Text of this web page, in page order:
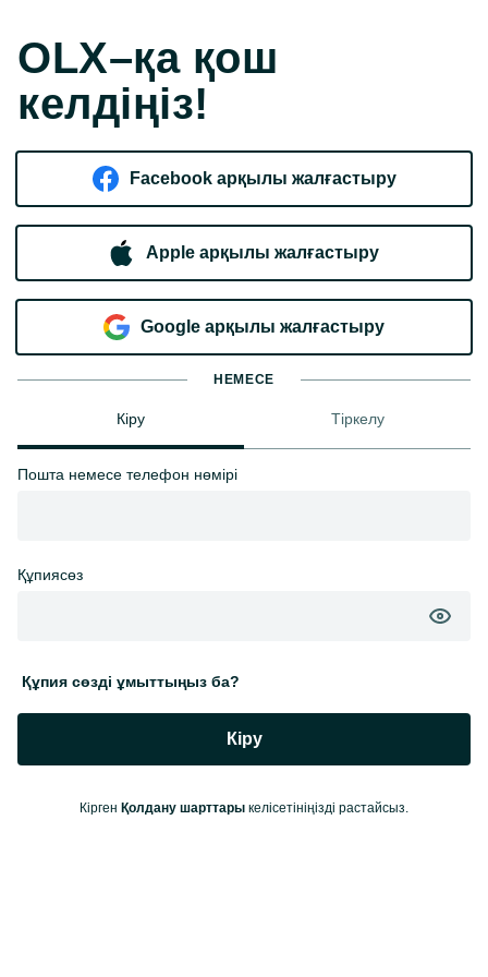
OLX–қа қош
келдіңіз!
Facebook арқылы жалғастыру
Apple арқылы жалғастыру
Google арқылы жалғастыру
НЕМЕСЕ
Кіру Тіркелу
Пошта немесе телефон нөмірі
Құпиясөз
Құпия сөзді ұмыттыңыз ба?
Кіру
Кірген Қолдану шарттары келісетініңізді растайсыз.